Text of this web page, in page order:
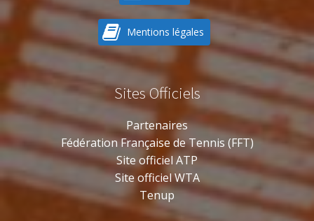
Mentions légales
Sites Officiels
Partenaires
Fédération Française de Tennis (FFT)
Site officiel ATP
Site officiel WTA
Tenup